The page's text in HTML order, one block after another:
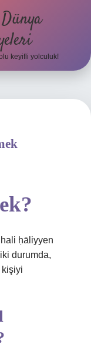
keyifli yolculuk!
hali ḥāliyyen
durumda,
kişiyi